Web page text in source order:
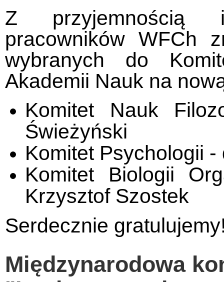
Z przyjemnością
pracowników WFCh
wybranych do
Akademii Nauk na
Komitet Nauk
Świeżyński
Komitet Psychologii
Komitet Biologii
Krzysztof Szostek
Serdecznie
Międzynarodowa